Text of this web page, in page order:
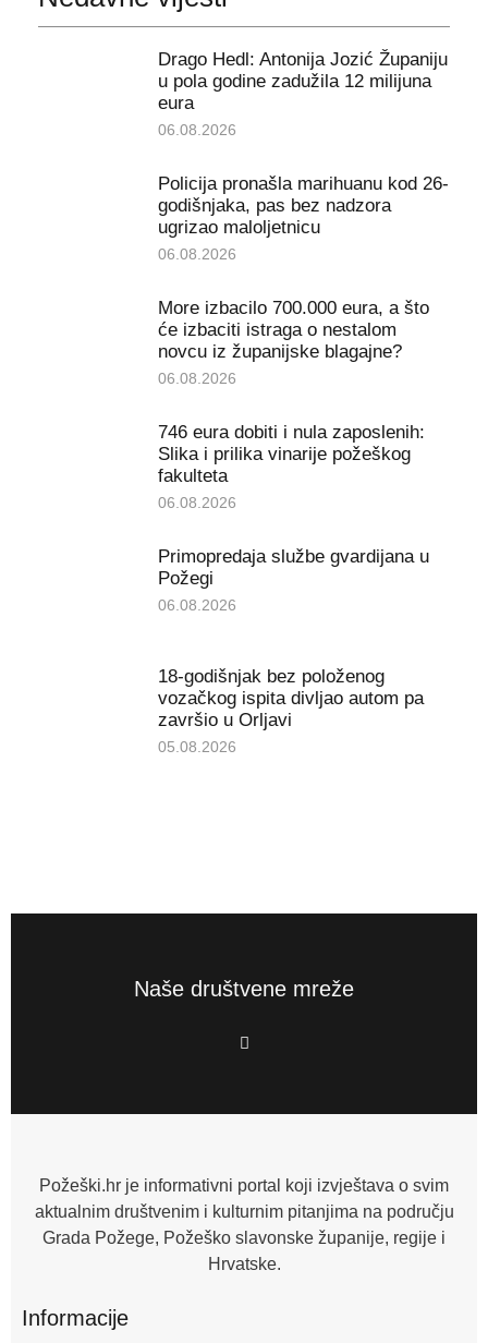
Drago Hedl: Antonija Jozić Županiju
u pola godine zadužila 12 milijuna
eura
06.08.2026
Policija pronašla marihuanu kod 26-
godišnjaka, pas bez nadzora
ugrizao maloljetnicu
06.08.2026
More izbacilo 700.000 eura, a što
će izbaciti istraga o nestalom
novcu iz županijske blagajne?
06.08.2026
746 eura dobiti i nula zaposlenih:
Slika i prilika vinarije požeškog
fakulteta
06.08.2026
Primopredaja službe gvardijana u
Požegi
06.08.2026
18-godišnjak bez položenog
vozačkog ispita divljao autom pa
završio u Orljavi
05.08.2026
Naše društvene mreže
F
a
o
f
Požeški.hr je informativni portal koji izvještava o svim
aktualnim društvenim i kulturnim pitanjima na području
Grada Požege, Požeško slavonske županije, regije i
Hrvatske.
Informacije